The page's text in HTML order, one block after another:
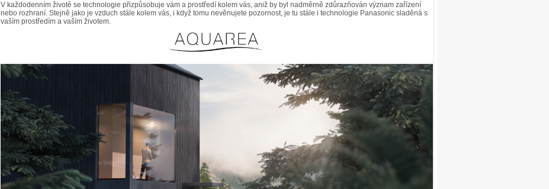
V každodenním životě se technologie přizpůsobuje vám a prostředí kolem vás, aniž by byl nadměrně zdůrazňován význam zařízení
nebo rozhraní. Stejně jako je vzduch stále kolem vás, i když tomu nevěnujete pozornost, je tu stále i technologie Panasonic sladěná s
vaším prostředím a vaším životem.